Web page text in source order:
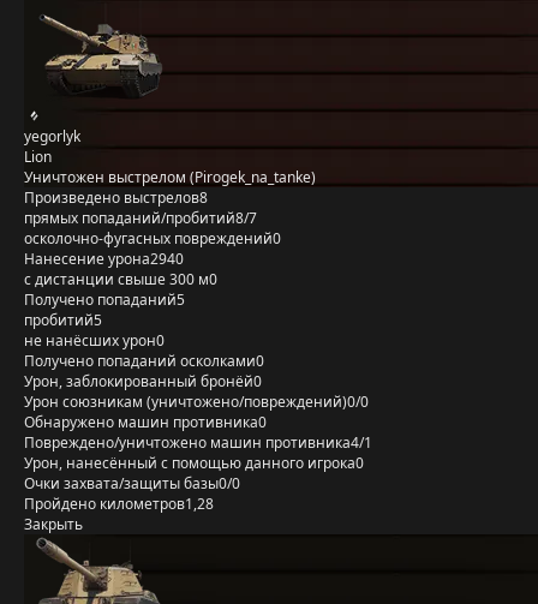
yegorlyk
Lion
Уничтожен выстрелом (Pirogek_na_tanke)
Произведено выстрелов8
прямых попаданий/пробитий8/7
осколочно-фугасных повреждений0
Нанесение урона2940
с дистанции свыше 300 м0
Получено попаданий5
пробитий5
не нанёсших урон0
Получено попаданий осколками0
Урон, заблокированный бронёй0
Урон союзникам (уничтожено/повреждений)0/0
Обнаружено машин противника0
Повреждено/уничтожено машин противника4/1
Урон, нанесённый с помощью данного игрока0
Очки захвата/защиты базы0/0
Пройдено километров1,28
Закрыть